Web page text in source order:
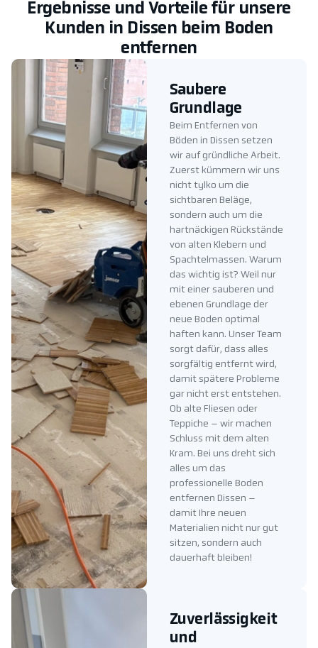
Ergebnisse und Vorteile für unsere
Kunden in Dissen beim Boden
entfernen
Saubere
Grundlage
Beim Entfernen von
Böden in Dissen setzen
wir auf gründliche Arbeit.
Zuerst kümmern wir uns
nicht tylko um die
sichtbaren Beläge,
sondern auch um die
hartnäckigen Rückstände
von alten Klebern und
Spachtelmassen. Warum
das wichtig ist? Weil nur
mit einer sauberen und
ebenen Grundlage der
neue Boden optimal
haften kann. Unser Team
sorgt dafür, dass alles
sorgfältig entfernt wird,
damit spätere Probleme
gar nicht erst entstehen.
Ob alte Fliesen oder
Teppiche – wir machen
Schluss mit dem alten
Kram. Bei uns dreht sich
alles um das
professionelle Boden
entfernen Dissen –
damit Ihre neuen
Materialien nicht nur gut
sitzen, sondern auch
dauerhaft bleiben!
Zuverlässigkeit
und